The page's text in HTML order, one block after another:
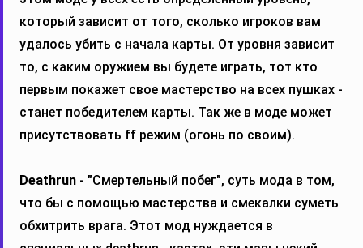
который зависит от того, сколько игроков вам
удалось убить с начала карты. От уровня зависит
то, с каким оружием вы будете играть, тот кто
первым покажет свое мастерство на всех пушках -
станет победителем карты. Так же в моде может
присутствовать ff режим (огонь по своим).
Deathrun - "Смертельный побег", суть мода в том,
что бы с помощью мастерства и смекалки суметь
обхитрить врага. Этот мод нуждается в